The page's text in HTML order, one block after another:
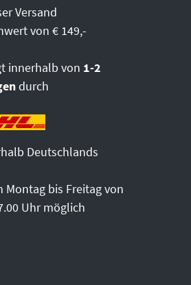
Versand
von € 149,-
innerhalb von 1-2
durch
Deutschlands
bis Freitag von
Uhr möglich